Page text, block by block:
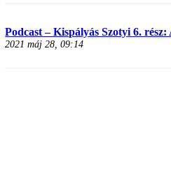
Podcast – Kispályás Szotyi 6. rész:
2021 máj 28, 09:14